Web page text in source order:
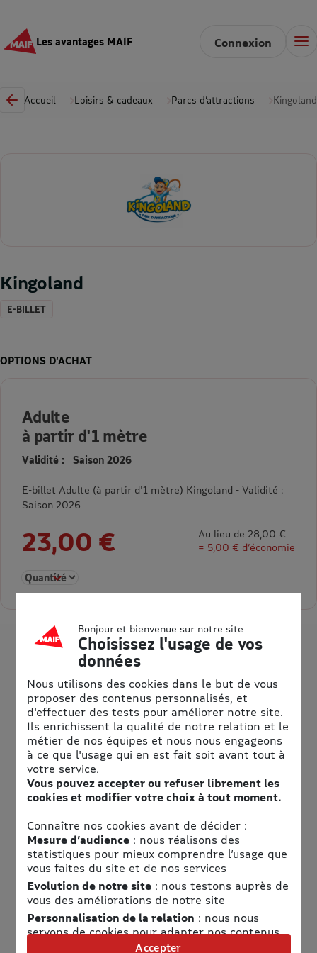
Les avantages MAIF Connexion
Accueil Loisirs & cadeaux Parcs d’attractions Kingoland
Kingoland
E-BILLET
OPTIONS D’ACHAT
Adulte
à partir d'1 mètre
Validité : Saison 2026
E-billet Adulte (à partir d'1 mètre) Kingoland - Validité :
Saison 2026
23,00 €
Au lieu de 28,00 €
= 5,00 € d’économie
Sélectionner la quantité pour Adulte à partir d'1 mètre
Informations pratiques
Téléphone
02 97 54 70 60
Adresse
Kingoland
Locminé.Pondigo
56500 Plumelin
Bonjour et bienvenue sur notre site
Choisissez l'usage de vos
données
Nous utilisons des cookies dans le but de vous
proposer des contenus personnalisés, et
d'effectuer des tests pour améliorer notre site.
Ils enrichissent la qualité de notre relation et le
métier de nos équipes et nous nous engageons
à ce que l'usage qui en est fait soit avant tout à
votre service.
Vous pouvez accepter ou refuser librement les
cookies et modifier votre choix à tout moment.
Connaître nos cookies avant de décider :
Mesure d’audience: nous réalisons des
statistiques pour mieux comprendre l’usage que
vous faites du site et de nos services
Evolution de notre site: nous testons auprès de
vous des améliorations de notre site
Personnalisation de la relation : nous nous
servons de cookies pour adapter nos contenus
et personnaliser nos offres
Accepter